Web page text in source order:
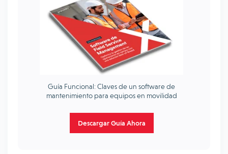
Guía Funcional: Claves de un software de
mantenimiento para equipos en movilidad
Descargar Guía Ahora